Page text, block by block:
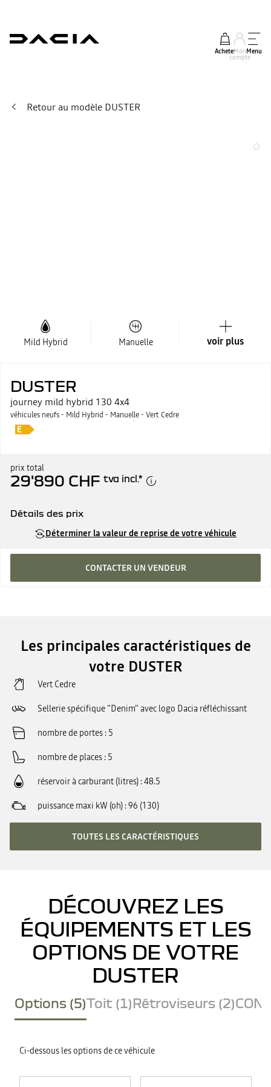
AcheterMon
compte
Menu
Retour au modèle DUSTER
Mild Hybrid Manuelle voir plus
DUSTER
journey mild hybrid 130 4x4
véhicules neufs - Mild Hybrid - Manuelle - Vert Cedre
prix total
29'890 CHF tva incl.*
Détails des prix
Déterminer la valeur de reprise de votre véhicule
CONTACTER UN VENDEUR
Les principales caractéristiques de
votre DUSTER
Vert Cedre
Sellerie spécifique "Denim" avec logo Dacia réfléchissant
nombre de portes 5
nombre de places 5
réservoir à carburant (litres) 48.5
puissance maxi kW (oh) 96 (130)
TOUTES LES CARACTÉRISTIQUES
DÉCOUVREZ LES
ÉQUIPEMENTS ET LES
OPTIONS DE VOTRE
DUSTER
Options (5)Toit (1)Rétroviseurs (2)
Ci-dessous les options de ce véhicule